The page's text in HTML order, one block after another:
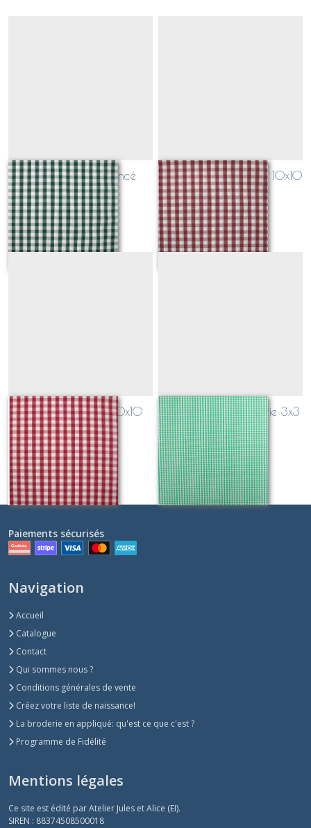
coton vichy vert foncé
10x10
Sur demande
coton vichy bordeaux 10x10
Sur demande
coton vichy rouge 10x10
Sur demande
coton vichy vert prairie 3x3
Sur demande
Paiements sécurisés
Navigation
Accueil
Catalogue
Contact
Qui sommes nous ?
Conditions générales de vente
Créez votre liste de naissance!
La broderie en appliqué: qu'est ce que c'est ?
Programme de Fidélité
Mentions légales
Ce site est édité par Atelier Jules et Alice (EI).
SIREN : 88374508500018